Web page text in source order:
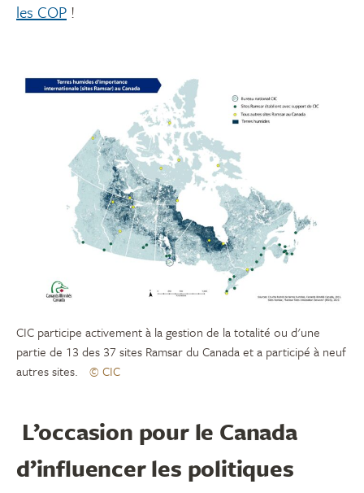
les COP !
CIC participe activement à la gestion de la totalité ou d'une
partie de 13 des 37 sites Ramsar du Canada et a participé à neuf
autres sites.
© CIC
L’occasion pour le Canada
d’influencer les politiques